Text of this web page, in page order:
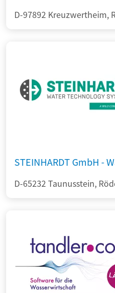
D-97892 Kreuzwertheim,
STEINHARDT GmbH -
D-65232 Taunusstein,